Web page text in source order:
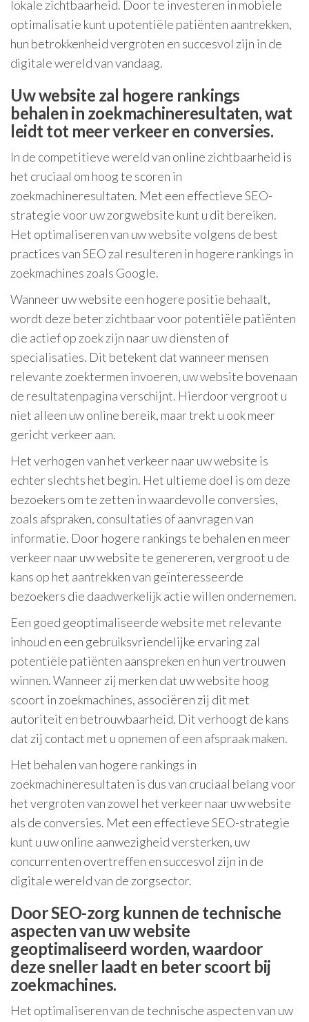
lokale zichtbaarheid. Door te investeren in mobiele
optimalisatie kunt u potentiële patiënten aantrekken,
hun betrokkenheid vergroten en succesvol zijn in de
digitale wereld van vandaag.
Uw website zal hogere rankings
behalen in zoekmachineresultaten, wat
leidt tot meer verkeer en conversies.
In de competitieve wereld van online zichtbaarheid is
het cruciaal om hoog te scoren in
zoekmachineresultaten. Met een effectieve SEO-
strategie voor uw zorgwebsite kunt u dit bereiken.
Het optimaliseren van uw website volgens de best
practices van SEO zal resulteren in hogere rankings in
zoekmachines zoals Google.
Wanneer uw website een hogere positie behaalt,
wordt deze beter zichtbaar voor potentiële patiënten
die actief op zoek zijn naar uw diensten of
specialisaties. Dit betekent dat wanneer mensen
relevante zoektermen invoeren, uw website bovenaan
de resultatenpagina verschijnt. Hierdoor vergroot u
niet alleen uw online bereik, maar trekt u ook meer
gericht verkeer aan.
Het verhogen van het verkeer naar uw website is
echter slechts het begin. Het ultieme doel is om deze
bezoekers om te zetten in waardevolle conversies,
zoals afspraken, consultaties of aanvragen van
informatie. Door hogere rankings te behalen en meer
verkeer naar uw website te genereren, vergroot u de
kans op het aantrekken van geïnteresseerde
bezoekers die daadwerkelijk actie willen ondernemen.
Een goed geoptimaliseerde website met relevante
inhoud en een gebruiksvriendelijke ervaring zal
potentiële patiënten aanspreken en hun vertrouwen
winnen. Wanneer zij merken dat uw website hoog
scoort in zoekmachines, associëren zij dit met
autoriteit en betrouwbaarheid. Dit verhoogt de kans
dat zij contact met u opnemen of een afspraak maken.
Het behalen van hogere rankings in
zoekmachineresultaten is dus van cruciaal belang voor
het vergroten van zowel het verkeer naar uw website
als de conversies. Met een effectieve SEO-strategie
kunt u uw online aanwezigheid versterken, uw
concurrenten overtreffen en succesvol zijn in de
digitale wereld van de zorgsector.
Door SEO-zorg kunnen de technische
aspecten van uw website
geoptimaliseerd worden, waardoor
deze sneller laadt en beter scoort bij
zoekmachines.
Het optimaliseren van de technische aspecten van uw